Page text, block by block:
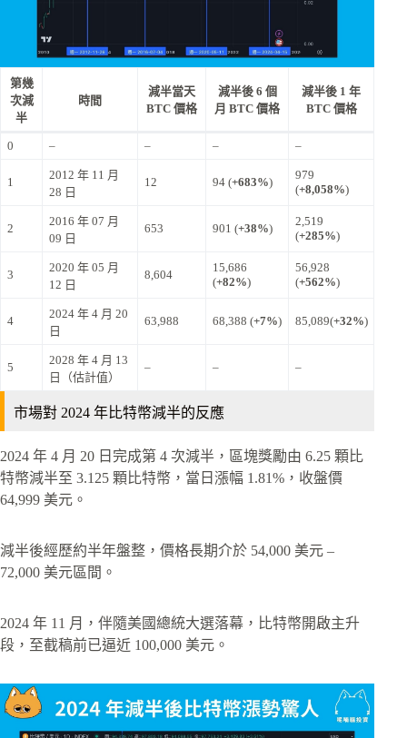
第幾
次減
半
時間
減半當天
BTC 價格
減半後 6 個
月 BTC 價格
減半後 1 年
BTC 價格
0 – – – –
1
2012 年 11 月
28 日
12 94 (+683%)
979
(+8,058%)
2
2016 年 07 月
09 日
653 901 (+38%)
2,519
(+285%)
3
2020 年 05 月
12 日
8,604
15,686
(+82%)
56,928
(+562%)
4
2024 年 4 月 20
日
63,988 68,388 (+7%) 85,089(+32%)
5
2028 年 4 月 13
日（估計值）
– – –
市場對 2024 年比特幣減半的反應
2024 年 4 月 20 日完成第 4 次減半，區塊獎勵由 6.25 顆比
特幣減半至 3.125 顆比特幣，當日漲幅 1.81%，收盤價
64,999 美元。
減半後經歷約半年盤整，價格長期介於 54,000 美元 –
72,000 美元區間。
2024 年 11 月，伴隨美國總統大選落幕，比特幣開啟主升
段，至截稿前已逼近 100,000 美元。